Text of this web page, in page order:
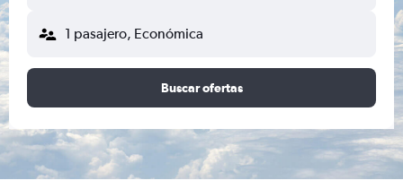
1 pasajero, Económica
Buscar ofertas